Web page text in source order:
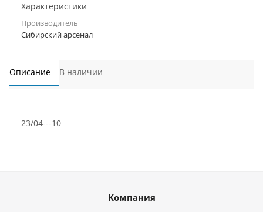
Характеристики
Производитель
Сибирский арсенал
Описание В наличии
23/04---10
Компания